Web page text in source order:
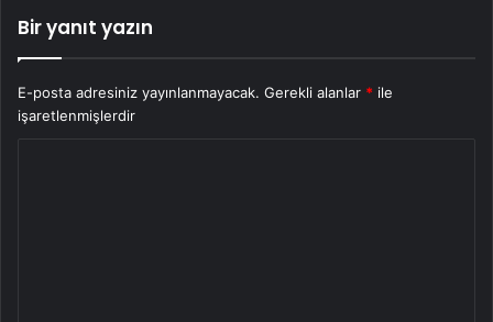
Bir yanıt yazın
E-posta adresiniz yayınlanmayacak. Gerekli alanlar * ile
işaretlenmişlerdir